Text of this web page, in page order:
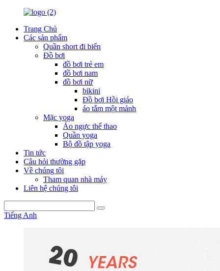
Trang Chủ
Các sản phẩm
Quần short đi biển
Đồ bơi
đồ bơi trẻ em
đồ bơi nam
đồ bơi nữ
bikini
Đồ bơi Hồi giáo
áo tắm một mảnh
Mặc yoga
Áo ngực thể thao
Quần yoga
Bộ đồ tập yoga
Tin tức
Câu hỏi thường gặp
Về chúng tôi
Tham quan nhà máy
Liên hệ chúng tôi
Tiếng Anh